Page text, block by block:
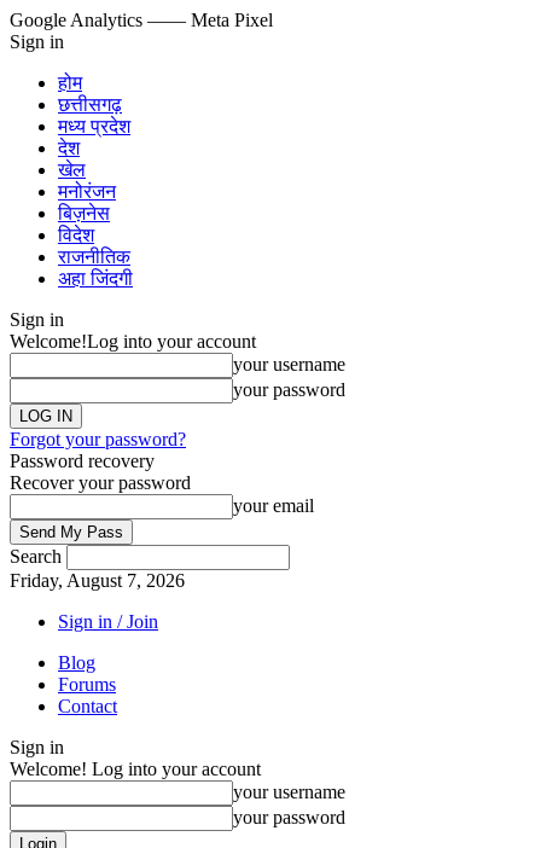
Google Analytics —— Meta Pixel
Sign in
होम
छत्तीसगढ़
मध्य प्रदेश
देश
खेल
मनोरंजन
बिज़नेस
विदेश
राजनीतिक
अहा जिंदगी
Sign in
Welcome!Log into your account
your username
your password
Forgot your password?
Password recovery
Recover your password
your email
Search
Friday, August 7, 2026
Sign in / Join
Blog
Forums
Contact
Sign in
Welcome! Log into your account
your username
your password